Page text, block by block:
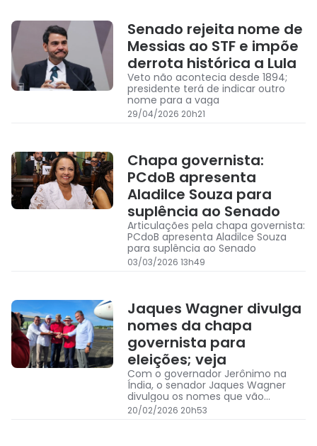
Senado rejeita nome de
Messias ao STF e impõe
derrota histórica a Lula
Veto não acontecia desde 1894;
presidente terá de indicar outro
nome para a vaga
29/04/2026 20h21
Chapa governista:
PCdoB apresenta
Aladilce Souza para
suplência ao Senado
Articulações pela chapa governista:
PCdoB apresenta Aladilce Souza
para suplência ao Senado
03/03/2026 13h49
Jaques Wagner divulga
nomes da chapa
governista para
eleições; veja
Com o governador Jerônimo na
Índia, o senador Jaques Wagner
divulgou os nomes que vão
compor a chapa governista para as
eleições de outubro
20/02/2026 20h53